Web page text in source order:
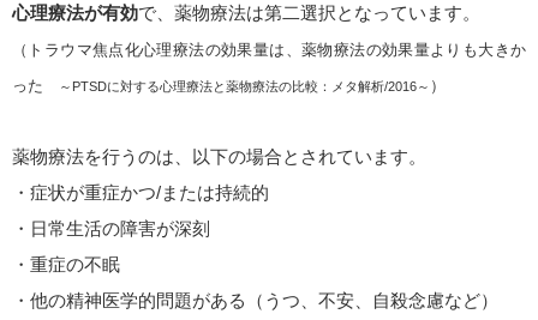
心理療法が有効で、薬物療法は第二選択となっています。
（トラウマ焦点化心理療法の効果量は、薬物療法の効果量よりも大きか
った
～PTSDに対する心理療法と薬物療法の比較：メタ解析/2016～ ）
薬物療法を行うのは、以下の場合とされています。
・症状が重症かつ/または持続的
・日常生活の障害が深刻
・重症の不眠
・他の精神医学的問題がある（うつ、不安、自殺念慮など）